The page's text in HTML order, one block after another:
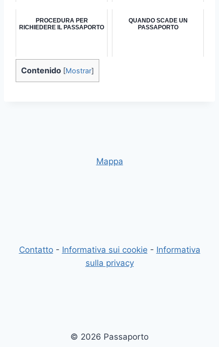
PROCEDURA PER
RICHIEDERE IL PASSAPORTO
QUANDO SCADE UN
PASSAPORTO
Contenido [Mostrar]
Mappa
Contatto- Informativa sui cookie - Informativa
sulla privacy
© 2026 Passaporto